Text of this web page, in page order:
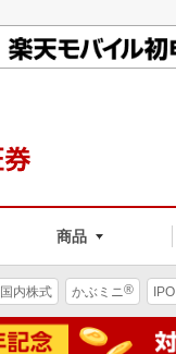
商品
国内株式 かぶミニ®